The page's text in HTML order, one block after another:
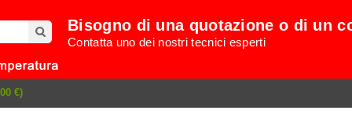
Bisogno di una quotazione o di un
Contatta uno dei nostri tecnici esperti
€)